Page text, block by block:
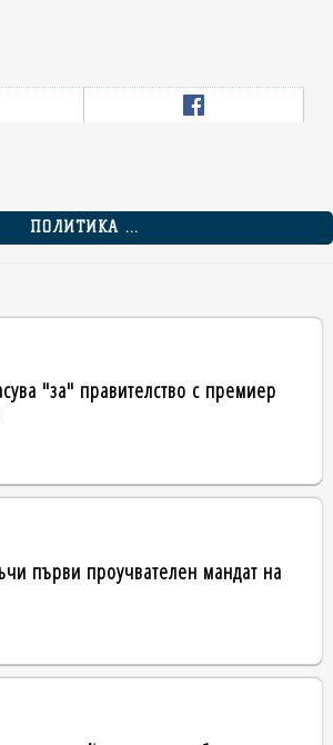
ПОЛИТИКА ...
"за" правителство с премиер
първи проучвателен мандат на